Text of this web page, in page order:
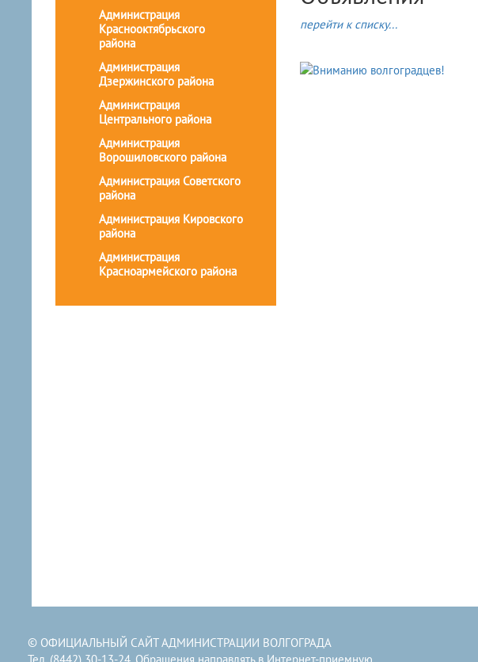
Администрация
Краснооктябрьского
района
Администрация
Дзержинского района
Администрация
Центрального района
Администрация
Ворошиловского района
Администрация Советского
района
Администрация Кировского
района
Администрация
Красноармейского района
перейти к списку...
© ОФИЦИАЛЬНЫЙ САЙТ АДМИНИСТРАЦИИ ВОЛГОГРАДА